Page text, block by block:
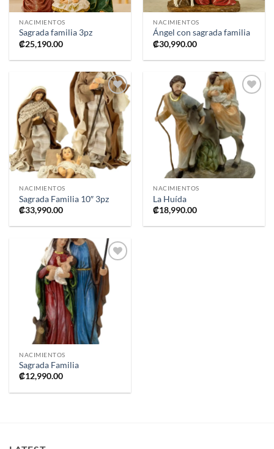
NACIMIENTOS
Sagrada familia 3pz
₡25,190.00
NACIMIENTOS
Ángel con sagrada familia
₡30,990.00
Añadir
a la
lista de
deseos
NACIMIENTOS
Sagrada Familia 10″ 3pz
₡33,990.00
Añadir
a la
lista de
deseos
NACIMIENTOS
La Huída
₡18,990.00
Añadir
lista de
deseos
NACIMIENTOS
Sagrada Familia
₡12,990.00